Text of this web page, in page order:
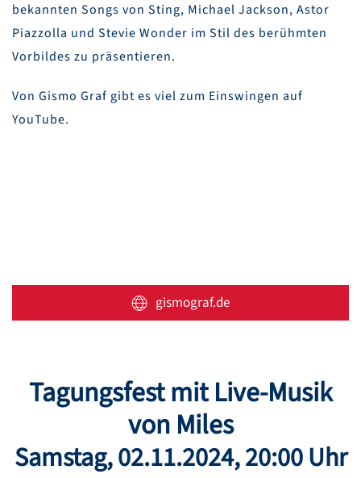
bekannten Songs von Sting, Michael Jackson, Astor
Piazzolla und Stevie Wonder im Stil des berühmten
Vorbildes zu präsentieren.
Von Gismo Graf gibt es viel zum Einswingen auf
YouTube.
gismograf.de
Tagungsfest mit Live-Musik
von Miles
Samstag, 02.11.2024, 20:00 Uhr